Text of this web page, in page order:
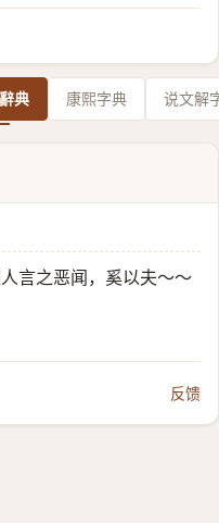
典 康熙字典 说文解
言之恶闻，奚以夫～～
反馈